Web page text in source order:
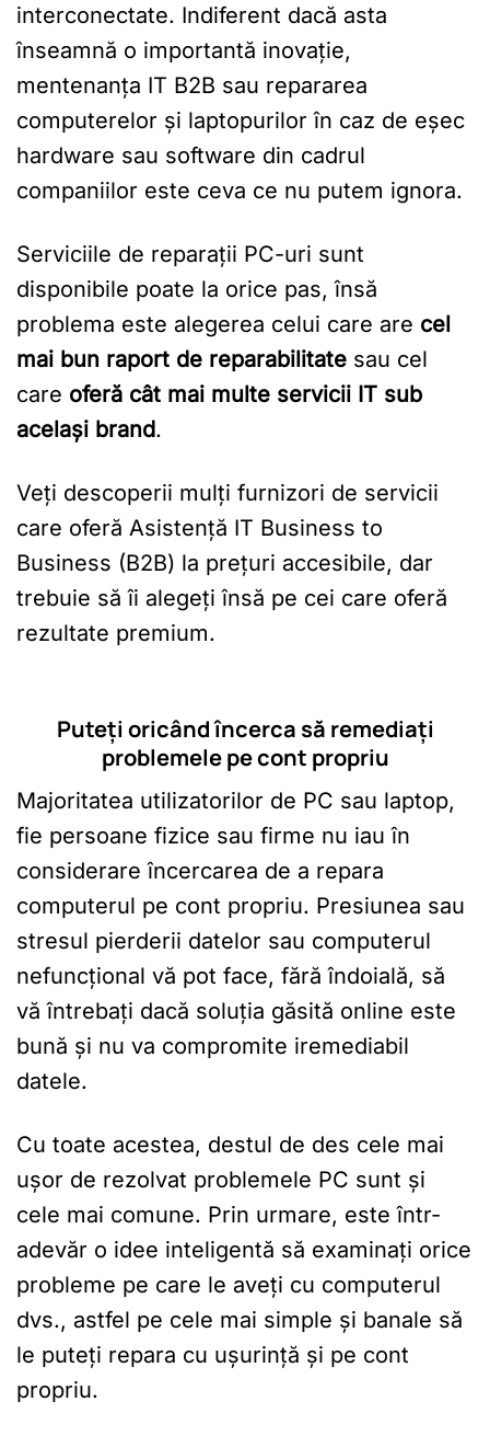
interconectate. Indiferent dacă asta
înseamnă o importantă inovație,
mentenanța IT B2B sau repararea
computerelor și laptopurilor în caz de eșec
hardware sau software din cadrul
companiilor este ceva ce nu putem ignora.
Serviciile de reparații PC-uri sunt
disponibile poate la orice pas, însă
problema este alegerea celui care are cel
mai bun raport de reparabilitate sau cel
care oferă cât mai multe servicii IT sub
același brand.
Veți descoperii mulți furnizori de servicii
care oferă Asistență IT Business to
Business (B2B) la prețuri accesibile, dar
trebuie să îi alegeți însă pe cei care oferă
rezultate premium.
Puteți oricând încerca să remediați
problemele pe cont propriu
Majoritatea utilizatorilor de PC sau laptop,
fie persoane fizice sau firme nu iau în
considerare încercarea de a repara
computerul pe cont propriu. Presiunea sau
stresul pierderii datelor sau computerul
nefuncțional vă pot face, fără îndoială, să
vă întrebați dacă soluția găsită online este
bună și nu va compromite iremediabil
datele.
Cu toate acestea, destul de des cele mai
ușor de rezolvat problemele PC sunt și
cele mai comune. Prin urmare, este într-
adevăr o idee inteligentă să examinați orice
probleme pe care le aveți cu computerul
dvs., astfel pe cele mai simple și banale să
le puteți repara cu ușurință și pe cont
propriu.